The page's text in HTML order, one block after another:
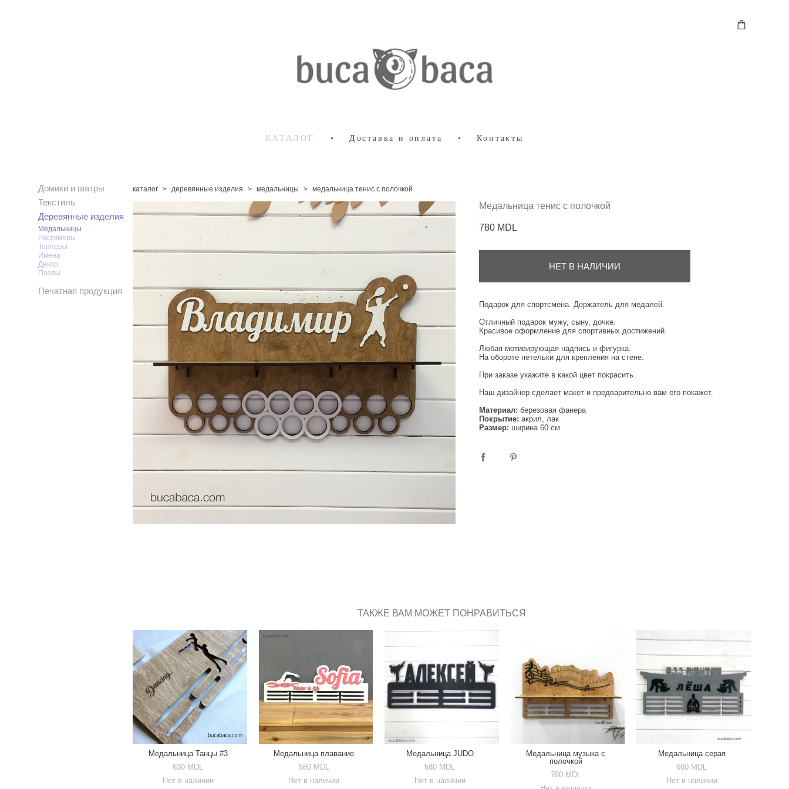
КАТАЛОГ • Доставка и оплата • Контакты
Домики и шатры
Текстиль
Деревянные изделия
Медальницы
Ростомеры
Топперы
Имена
Декор
Пазлы
Печатная продукция
каталог > деревянные изделия > медальницы > медальница тенис с полочкой
Медальница тенис с полочкой
780 MDL
НЕТ В НАЛИЧИИ
Подарок для спортсмена. Держатель для медалей.
Отличный подарок мужу, сыну, дочке.
Красивое оформление для спортивных достижений.
Любая мотивирующая надпись и фигурка.
На обороте петельки для крепления на стене.
При заказе укажите в какой цвет покрасить.
Наш дизайнер сделает макет и предварительно вам его покажет.
Материал: березовая фанера
Покрытие: акрил, лак
Размер: ширина 60 см
ТАКЖЕ ВАМ МОЖЕТ ПОНРАВИТЬСЯ
Медальница Танцы #3
630 MDL
Нет в наличии
Медальница плавание
580 MDL
Нет в наличии
Медальница JUDO
580 MDL
Нет в наличии
Медальница музыка с
полочкой
780 MDL
Медальница серая
660 MDL
Нет в наличии